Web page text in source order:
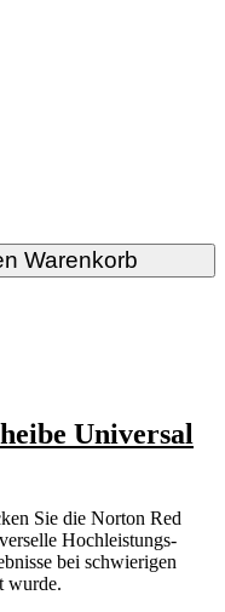
Warenkorb
Universal
Sie die Norton Red
Hochleistungs-
bei schwierigen
wurde.